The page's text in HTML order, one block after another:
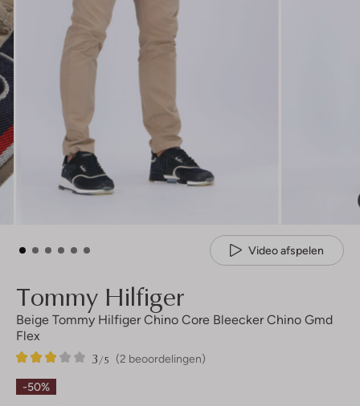
Video afspelen
Tommy Hilfiger
Beige Tommy Hilfiger Chino Core Bleecker Chino Gmd
Flex
(2 beoordelingen)
3/5
2
3
Sterren
-50%